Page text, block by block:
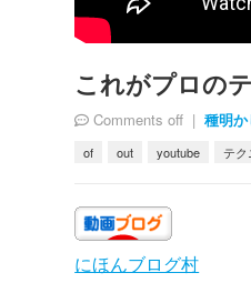
これがプロの
Comments off | 種明か
of out youtube テク
にほんブログ村